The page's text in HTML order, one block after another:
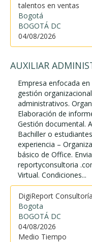
talentos en ventas
Bogotá
BOGOTÁ DC
04/08/2026
AUXILIAR
Empresa enfocada
gestión
administrativos.
Elaboración de
Gestión documental.
Bachiller o
experiencia –
básico de Office.
reportyconsultoria
Virtual. Condiciones...
DigiReport
Bogota
BOGOTÁ DC
04/08/2026
Medio Tiempo